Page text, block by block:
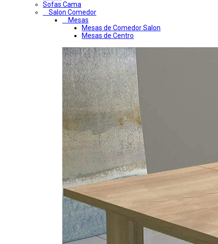
Sofas Cama
Salon Comedor
Mesas
Mesas de Comedor Salon
Mesas de Centro